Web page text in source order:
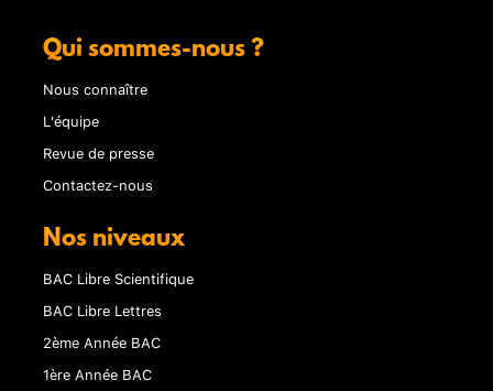
Qui sommes-nous ?
Nous connaître
L'équipe
Revue de presse
Contactez-nous
Nos niveaux
BAC Libre Scientifique
BAC Libre Lettres
2ème Année BAC
1ère Année BAC